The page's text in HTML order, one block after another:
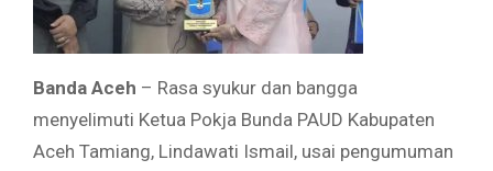
​Banda Aceh – Rasa syukur dan bangga
menyelimuti Ketua Pokja Bunda PAUD Kabupaten
Aceh Tamiang, Lindawati Ismail, usai pengumuman